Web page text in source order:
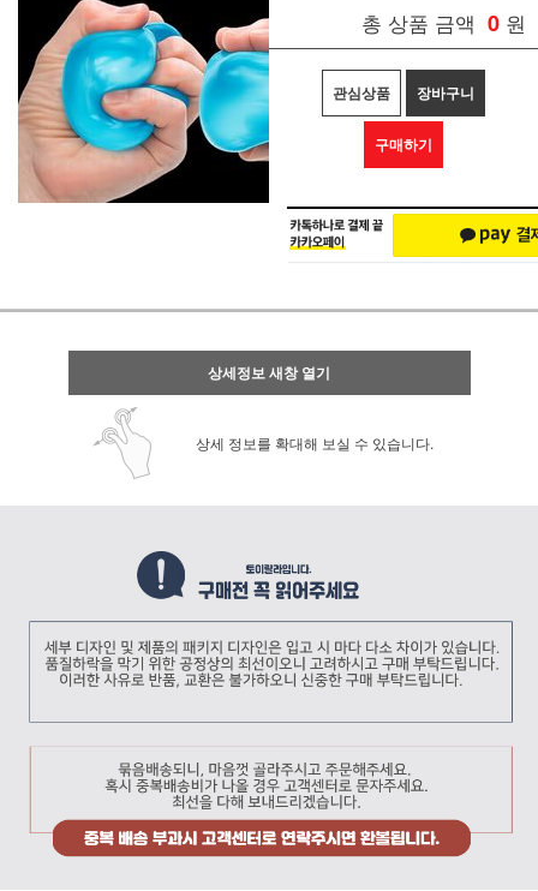
총 상품 금액 0 원
관심상품 장바구니
구매하기
상세정보 새창 열기
상세 정보를 확대해 보실 수 있습니다.